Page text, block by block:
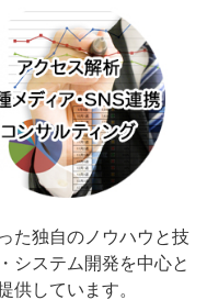
た独自のノウハウと技
システム開発を中心と
供しています。